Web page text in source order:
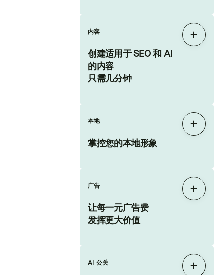
内容
创建适用于 SEO 和 AI
的内容
只需几分钟
展开
本地
掌控您的本地形象
展开
广告
让每一元广告费
发挥更大价值
展开
AI 公关
展开